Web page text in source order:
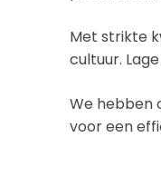
Met strikte
cultuur.
We hebben
voor een